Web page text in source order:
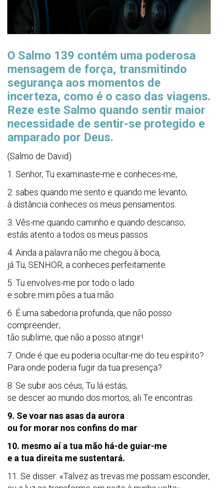
O Salmo 139 contém uma poderosa
mensagem de força, transmitindo
segurança aos momentos de
incerteza, como é o caso das viagens.
Reze este Salmo quando sentir maior
necessidade de sentir-se protegido e
amparado por Deus.
(Salmo de David)
1. Senhor, Tu examinaste-me e conheces-me,
2. sabes quando me sento e quando me levanto;
à distância conheces os meus pensamentos.
3. Vês-me quando caminho e quando descanso;
estás atento a todos os meus passos.
4. Ainda a palavra não me chegou à boca,
já Tu, SENHOR, a conheces perfeitamente.
5. Tu envolves-me por todo o lado
e sobre mim pões a tua mão.
6. É uma sabedoria profunda, que não posso
compreender;
tão sublime, que não a posso atingir!
7. Onde é que eu poderia ocultar-me do teu espírito?
Para onde poderia fugir da tua presença?
8. Se subir aos céus, Tu lá estás;
se descer ao mundo dos mortos, ali Te encontras.
9. Se voar nas asas da aurora
ou for morar nos confins do mar
10. mesmo aí a tua mão há-de guiar-me
e a tua direita me sustentará.
11. Se disser: «Talvez as trevas me possam esconder,